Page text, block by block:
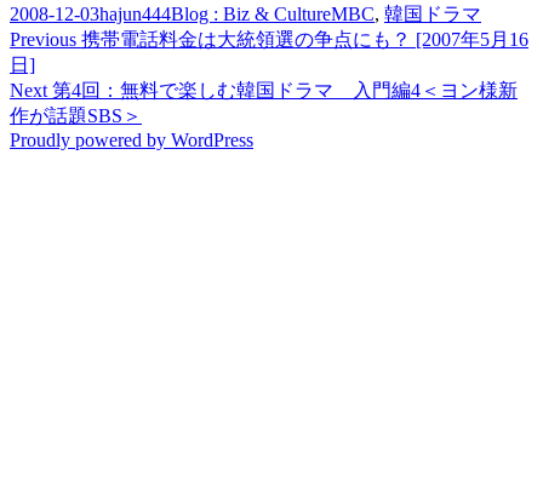
Posted
on
2008-12-03Author
hajun444Categories
Blog : Biz & CultureTags
MBC, 韓国ドラマ
Post
navigation
Previous Previous
携帯電話料金は大統領選の争点にも？ [2007年5月16
日]
Next Next
post:
第4回：無料で楽しむ韓国ドラマ 入門編4＜ヨン様新
作が話題SBS＞
Proudly powered by WordPress